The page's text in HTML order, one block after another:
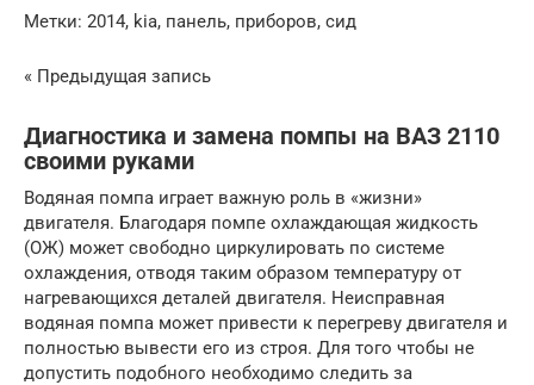
Метки: 2014, kia, панель, приборов, сид
« Предыдущая запись
Диагностика и замена помпы на BAЗ 2110
своими руками
Водяная помпа играет важную роль в «жизни»
двигателя. Благодаря помпе охлаждающая жидкость
(ОЖ) может свободно циркулировать по системе
охлаждения, отводя таким образом температуру от
нагревающихся деталей двигателя. Неисправная
водяная помпа может привести к перегреву двигателя и
полностью вывести его из строя. Для того чтобы не
допустить подобного необходимо следить за